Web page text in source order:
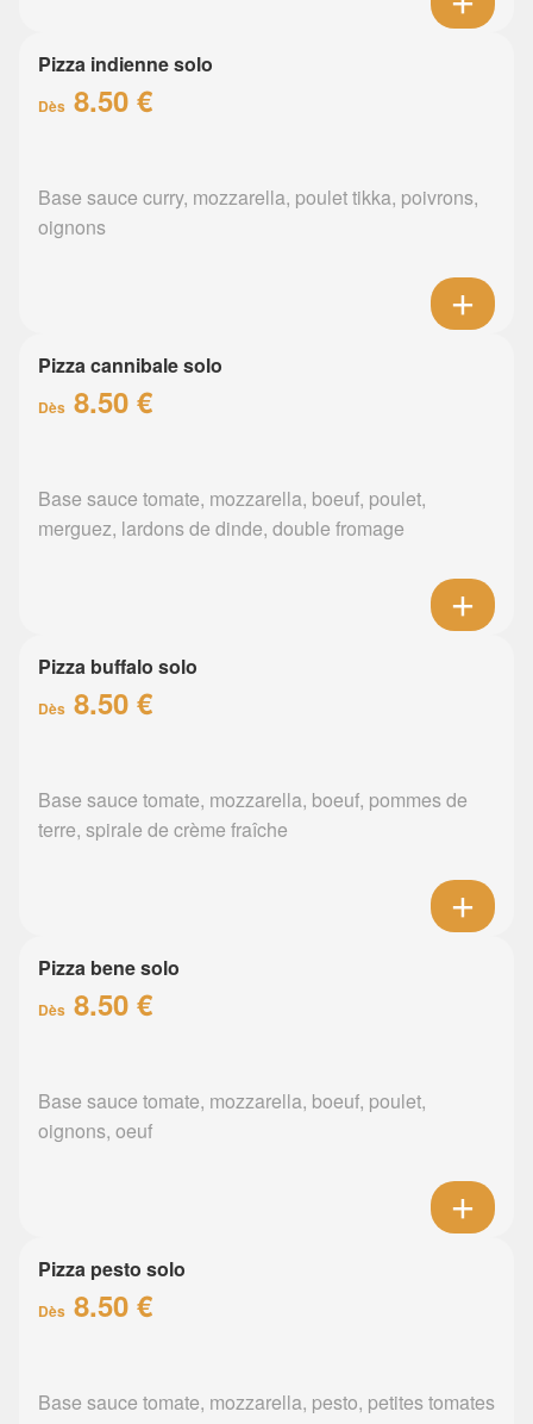
Pizza indienne solo
Dès 8.50 €
Base sauce curry, mozzarella, poulet tikka, poivrons,
oignons
Pizza cannibale solo
Dès 8.50 €
Base sauce tomate, mozzarella, boeuf, poulet,
merguez, lardons de dinde, double fromage
Pizza buffalo solo
Dès 8.50 €
Base sauce tomate, mozzarella, boeuf, pommes de
terre, spirale de crème fraîche
Pizza bene solo
Dès 8.50 €
Base sauce tomate, mozzarella, boeuf, poulet,
oignons, oeuf
Pizza pesto solo
Dès 8.50 €
Base sauce tomate, mozzarella, pesto, petites tomates